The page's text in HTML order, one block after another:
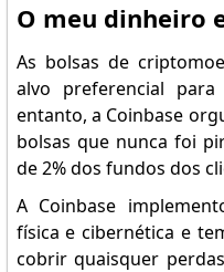
O meu dinheiro
As bolsas de
alvo preferencial
entanto, a Coinbase
bolsas que nunca foi
de 2% dos fundos dos
A Coinbase
física e cibernética e
cobrir quaisquer